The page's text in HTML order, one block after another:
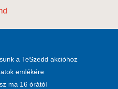
a TeSzedd akcióhoz
emlékére
ma 16 órától